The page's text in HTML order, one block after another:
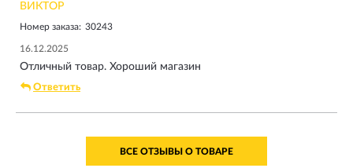
ВИКТОР
Номер заказа: 30243
16.12.2025
Отличный товар. Хороший магазин
Ответить
ВСЕ ОТЗЫВЫ О ТОВАРЕ